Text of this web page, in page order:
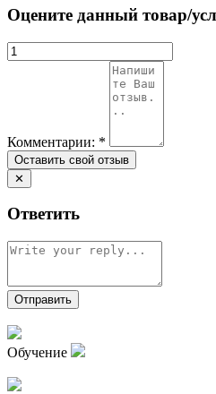
Оцените данный товар/
Комментарии: *
✕
Ответить
Обучение